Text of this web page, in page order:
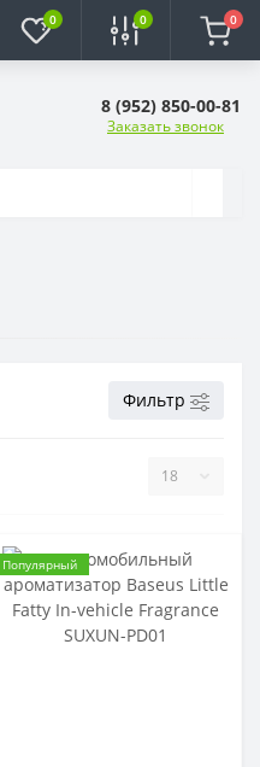
0 0 0
8 (952) 850-00-81
Заказать звонок
Фильтр
Популярный